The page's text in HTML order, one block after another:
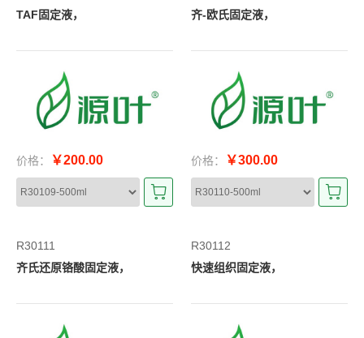
TAF固定液，
价格： ￥200.00
齐-欧氏固定液，
价格： ￥300.00
R30111
齐氏还原铬酸固定液，
R30112
快速组织固定液，